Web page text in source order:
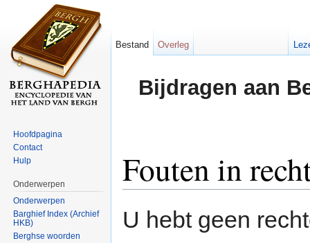
Bijdragen aan
Fouten in
U hebt geen
Bestand Overleg
Hoofdpagina
Contact
Hulp
Onderwerpen
Onderwerpen
Barghief Index (Archief
HKB)
Berghse woorden